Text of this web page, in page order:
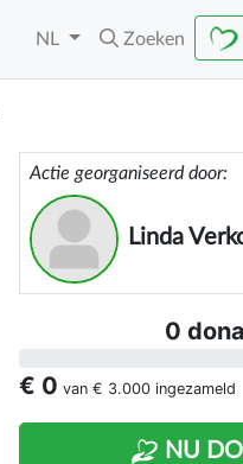
NL Zoeken
Actie georganiseerd door:
Linda
0
€ 0 van € 3.000 ingezameld
NU